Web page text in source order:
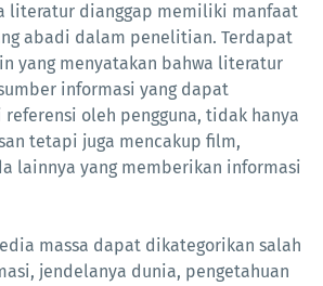
literatur dianggap memiliki manfaat
abadi dalam penelitian. Terdapat
yang menyatakan bahwa literatur
informasi yang dapat
referensi oleh pengguna, tidak hanya
tetapi juga mencakup film,
lainnya yang memberikan informasi
massa dapat dikategorikan salah
jendelanya dunia, pengetahuan